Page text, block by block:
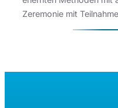
Zeremonie mit